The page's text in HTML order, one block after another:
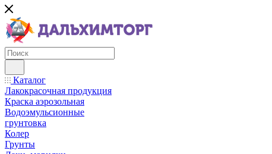
Каталог
Лакокрасочная продукция
Краска аэрозольная
Водоэмульсионные
грунтовка
Колер
Грунты